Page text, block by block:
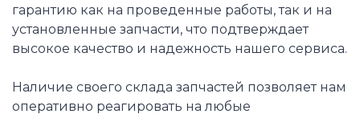
гарантию как на проведенные работы, так и на
установленные запчасти, что подтверждает
высокое качество и надежность нашего сервиса.
Наличие своего склада запчастей позволяет нам
оперативно реагировать на любые